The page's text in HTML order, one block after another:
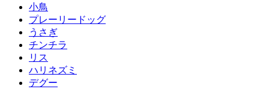
小鳥
プレーリードッグ
うさぎ
チンチラ
リス
ハリネズミ
デグー